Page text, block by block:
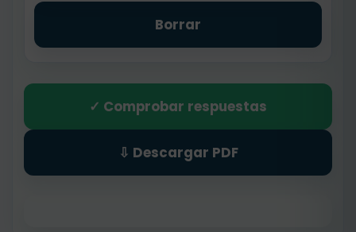
Borrar
✓ Comprobar respuestas
⇩ Descargar PDF